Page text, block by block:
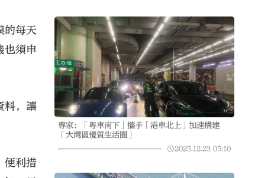
的每天
也須申
料，讓
便利措
專家：「粵車南下」攜手「港車北上」加速構建
「大灣區優質生活圈」
2025.12.23 05:10